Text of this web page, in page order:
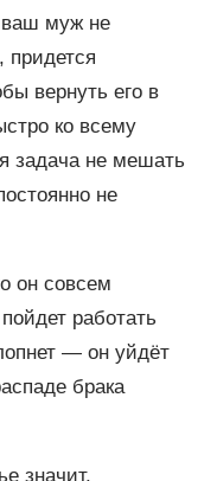
ваш муж не
придется
вернуть его в
ко всему
задача не мешать
не
он совсем
работать
— он уйдёт
брака
значит,